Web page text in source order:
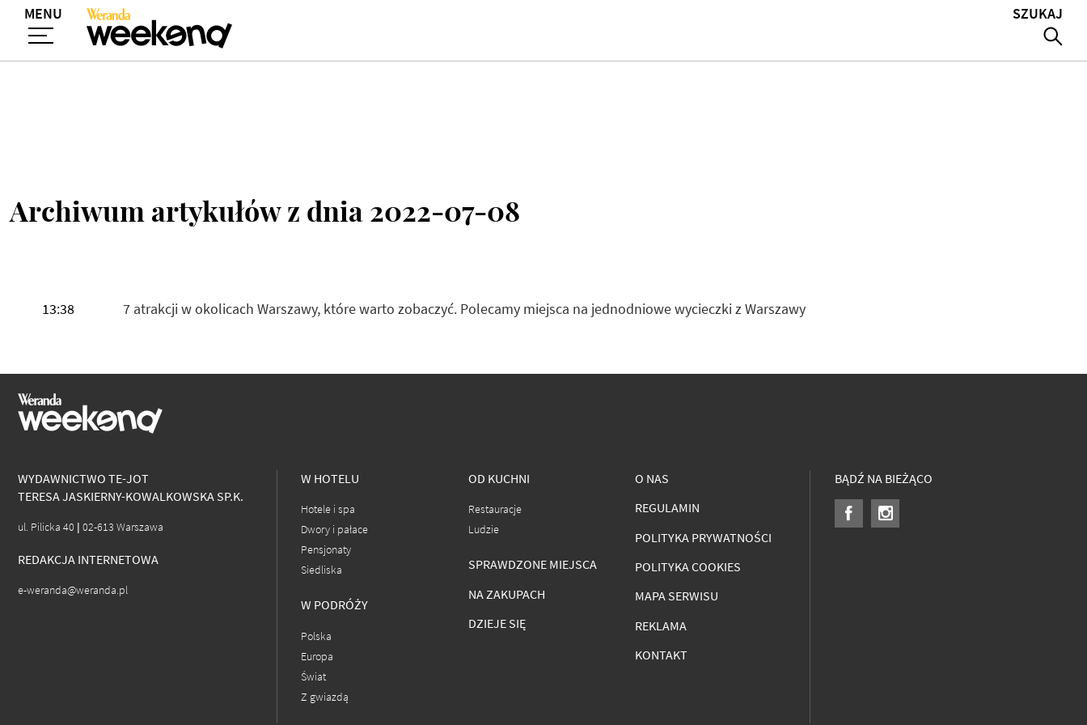
MENU SZUKAJ
Archiwum artykułów z dnia 2022-07-08
13:38 7 atrakcji w okolicach Warszawy, które warto zobaczyć. Polecamy miejsca na jednodniowe wycieczki z Warszawy
WYDAWNICTWO TE-JOT
TERESA JASKIERNY-KOWALKOWSKA SP.K.
ul. Pilicka 40 | 02-613 Warszawa
REDAKCJA INTERNETOWA
e-weranda@weranda.pl
W HOTELU
Hotele i spa
Dwory i pałace
Pensjonaty
Siedliska
W PODRÓŻY
Polska
Europa
Świat
Z gwiazdą
OD KUCHNI
Restauracje
Ludzie
SPRAWDZONE MIEJSCA
NA ZAKUPACH
DZIEJE SIĘ
O NAS
REGULAMIN
POLITYKA PRYWATNOŚCI
POLITYKA COOKIES
MAPA SERWISU
REKLAMA
KONTAKT
BĄDŹ NA BIEŻĄCO